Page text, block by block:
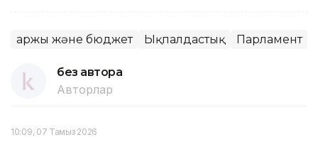
Қаржы және бюджет Ықпалдастық Парламент
без автора
Авторлар
10:09, 07 Тамыз 2026